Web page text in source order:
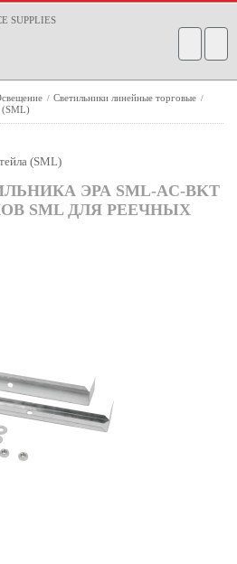
/ Светильники линейные торговые /
(SML)
(SML)
ЭРА SML-AC-BKT
SML ДЛЯ РЕЕЧНЫХ